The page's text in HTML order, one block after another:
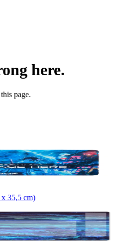
here.
page.
x 35,5 cm)